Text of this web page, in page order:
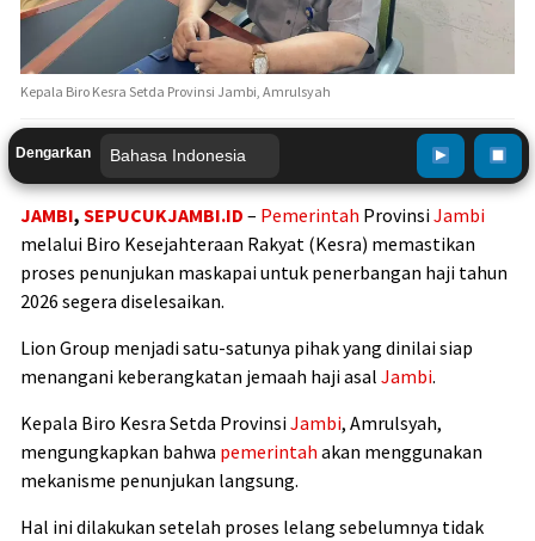
Kepala Biro Kesra Setda Provinsi Jambi, Amrulsyah
Dengarkan
JAMBI, SEPUCUKJAMBI.ID – Pemerintah ProvinsiJambi
melalui Biro Kesejahteraan Rakyat (Kesra) memastikan
proses penunjukan maskapai untuk penerbangan haji tahun
2026 segera diselesaikan.
Lion Group menjadi satu-satunya pihak yang dinilai siap
menangani keberangkatan jemaah haji asal Jambi.
Kepala Biro Kesra Setda ProvinsiJambi, Amrulsyah,
mengungkapkan bahwa pemerintah akan menggunakan
mekanisme penunjukan langsung.
Hal ini dilakukan setelah proses lelang sebelumnya tidak